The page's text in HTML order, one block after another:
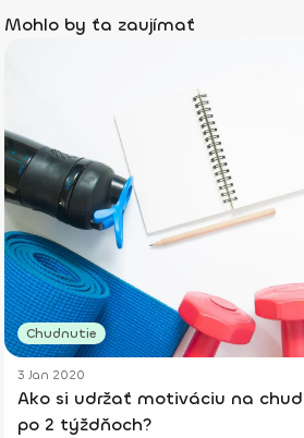
Mohlo by ťa zaujímať
Chudnutie
3 Jan 2020
Ako si udržať motiváciu na
po 2 týždňoch?